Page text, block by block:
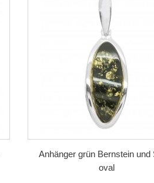
Anhänger grün Bernstein und
oval